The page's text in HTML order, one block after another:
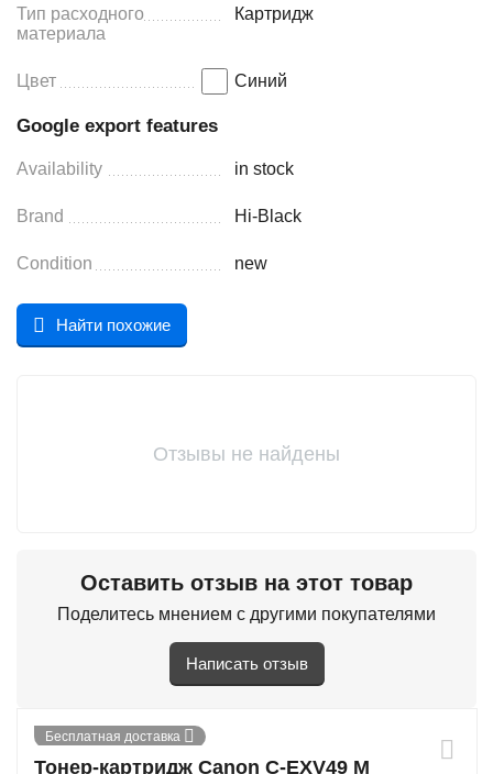
Тип расходного
материала
Картридж
Цвет Синий
Google export features
Availability in stock
Brand Hi-Black
Condition new
Найти похожие
Отзывы не найдены
Оставить отзыв на этот товар
Поделитесь мнением с другими покупателями
Написать отзыв
Бесплатная доставка
Тонер-картридж Canon C-EXV49 M